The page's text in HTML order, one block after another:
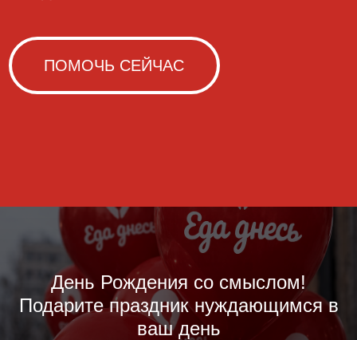
День Рождения со смыслом!
Подарите праздник нуждающимся в
ваш день